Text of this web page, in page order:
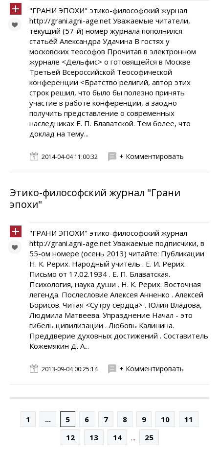
"ГРАНИ ЭПОХИ" этико-философский журнал
http://grani.agni-age.net Уважаемые читатели,
текущий (57-й) номер журнала пополнился
статьёй Александра Удачина В гостях у
московских теософов Прочитав в электронном
журнале <Дельфис> о готовящейся в Москве
Третьей Всероссийской Теософической
конференции <Братство религий, автор этих
строк решил, что было бы полезно принять
участие в работе конференции, а заодно
получить представление о современных
наследниках Е. П. Блаватской. Тем более, что
доклад на тему...
2014-04-04 11:00:32 + Комментировать
Этико-философский журнал "Грани
эпохи"
"ГРАНИ ЭПОХИ" этико-философский журнал
http://grani.agni-age.net Уважаемые подписчики, в
55-ом номере (осень 2013) читайте: Публикации
Н. К. Рерих. Народный учитель . Е. И. Рерих.
Письмо от 17.02.1934 . Е. П. Блаватская.
Психология, наука души . Н. К. Рерих. Восточная
легенда. Послесловие Алексея Анненко . Алексей
Борисов. Читая <Сутру сердца> . Юлия Владова,
Людмила Матвеева. Упразднение Начал - это
гибель цивилизации . Любовь Калинина.
Преддверие духовных достижений . Составитель
Кожемякин Д. А...
2013-09-04 00:25:14 + Комментировать
1 ... 5 6 7 8 9 10
11
12
13 14 ... 25